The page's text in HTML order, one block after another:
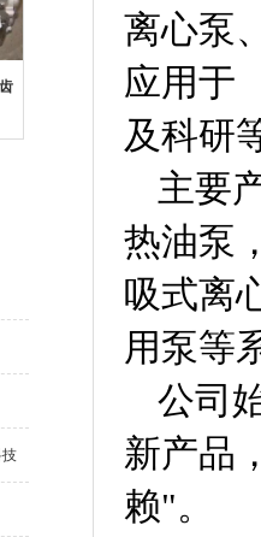
技
离心泵
应用于
及科研
主要
热油泵
吸式离
用泵等
公司
新产品
赖"。